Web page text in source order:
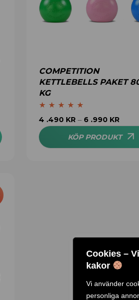
Cookies –
kakor
Vi använder
personliga
COMPETITION
KETTLEBELLS PAKET
KG
Betygsatt5.00
av 5
4 .490 KR– 6 .990 KR
KÖP PRODUKT